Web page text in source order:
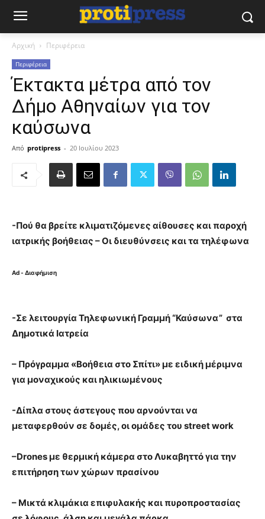
Αρχική Περιφέρεια
Περιφέρεια
Έκτακτα μέτρα από τον
Δήμο Αθηναίων για τον
καύσωνα
Από protipress - 20 Ιουλίου 2023
-Πού θα βρείτε κλιματιζόμενες αίθουσες και παροχή
ιατρικής βοήθειας – Οι διευθύνσεις και τα τηλέφωνα
Ad - Διαφήμιση
-Σε λειτουργία Τηλεφωνική Γραμμή “Καύσωνα” στα
Δημοτικά Ιατρεία
– Πρόγραμμα «Βοήθεια στο Σπίτι» με ειδική μέριμνα
για μοναχικούς και ηλικιωμένους
-Δίπλα στους άστεγους που αρνούνται να
μεταφερθούν σε δομές, οι ομάδες του streetwork
–Dronesμε θερμική κάμερα στο Λυκαβηττό για την
επιτήρηση των χώρων πρασίνου
– Μικτά κλιμάκια επιφυλακής και πυροπροστασίας